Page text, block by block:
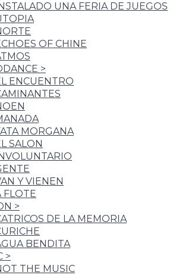
UNA FERIA DE JUEGOS
OF CHINE
>
ENCUENTRO
MORGANA
SALON
Y VIENEN
FLOTE
>
DE LA MEMORIA
BENDITA
>
THE MUSIC